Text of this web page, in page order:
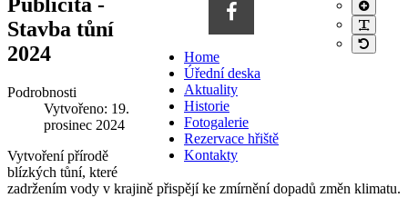
Větší
písmo
písmo
Home
Úřední deska
Aktuality
Historie
Fotogalerie
Rezervace hřiště
Kontakty
Publicita -
Stavba tůní
2024
Podrobnosti
Vytvořeno: 19.
prosinec 2024
Vytvoření přírodě
blízkých tůní, které
zadržením vody v krajině přispějí ke zmírnění dopadů změn klimatu.